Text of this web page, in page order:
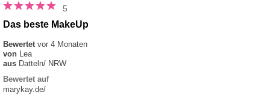
5
Das beste MakeUp
Bewertet vor 4 Monaten
von Lea
aus Datteln/ NRW
Bewertet auf
marykay.de/